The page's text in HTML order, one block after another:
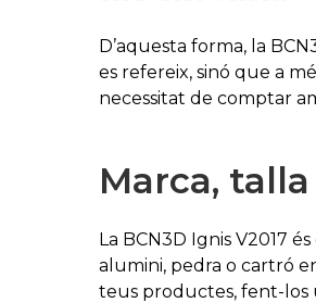
D’aquesta forma, la
es refereix, sinó que a
necessitat de comptar
Marca,
La BCN3D Ignis V2017
alumini, pedra o cartró
teus productes, fent-los